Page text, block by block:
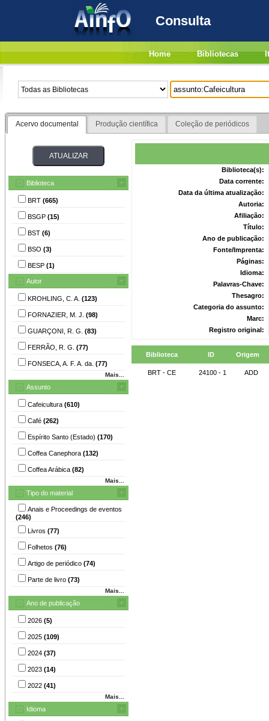
Consulta
Home Bibliotecas
Acervo documental Produção científica Coleção de periódicos
Biblioteca
BRT (665)
BSGP (15)
BST (6)
BSO (3)
BESP (1)
Autor
KROHLING, C. A. (123)
FORNAZIER, M. J. (98)
GUARÇONI, R. G. (83)
FERRÃO, R. G. (77)
FONSECA, A. F. A. da. (77)
Mais...
Assunto
Cafeicultura (610)
Café (262)
Espírito Santo (Estado) (170)
Coffea Canephora (132)
Coffea Arábica (82)
Mais...
Tipo do material
Anais e Proceedings de eventos
(246)
Livros (77)
Folhetos (76)
Artigo de periódico (74)
Parte de livro (73)
Mais...
Ano de publicação
2026 (5)
2025 (109)
2024 (37)
2023 (14)
2022 (41)
Mais...
Idioma
Biblioteca(s):
Data corrente:
Data da última atualização:
Autoria:
Afiliação:
Título:
Ano de publicação:
Fonte/Imprenta:
Páginas:
Idioma:
Palavras-Chave:
Thesagro:
Categoria do assunto:
Marc:
Registro original:
Biblioteca ID Origem
BRT - CE 24100 - 1 ADD